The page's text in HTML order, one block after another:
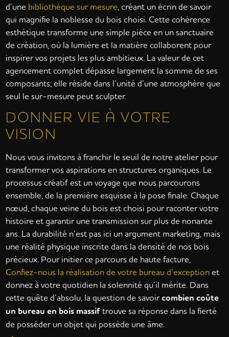
d’une bibliothèque sur mesure, créant un écrin de savoir
qui magnifie la noblesse du bois choisi. Cette cohérence
esthétique transforme une simple pièce en un sanctuaire
de création, où la lumière et la matière collaborent pour
inspirer vos projets les plus ambitieux. La valeur de cet
agencement complet dépasse largement la somme de ses
composants; elle réside dans l’unité d’une atmosphère que
seul le sur-mesure peut sculpter.
DONNER VIE À VOTRE
VISION
Nous vous invitons à franchir le seuil de notre atelier pour
transformer vos aspirations en structures organiques. Le
processus créatif est un voyage que nous parcourons
ensemble, de la première esquisse à la pose finale. Chaque
nœud, chaque veine du bois est choisi pour raconter votre
histoire et garantir une transmission sur plus de nonante
ans. La durabilité n’est pas ici un argument marketing, mais
une réalité physique inscrite dans la densité de nos bois
précieux. Pour initier ce parcours de haute facture,
Confiez-nous la réalisation de votre bureau d’exceptionet
donnez à votre quotidien la solennité qu’il mérite. Dans
cette quête d’absolu, la question de savoircombien coûte
un bureau en bois massiftrouve sa réponse dans la fierté
de posséder un objet qui possède une âme.